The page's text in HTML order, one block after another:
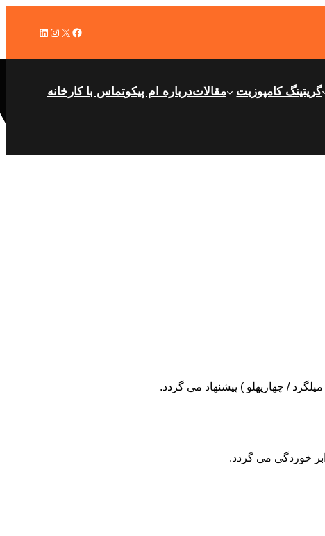
فیس‌بوک
X اینستاگرم
لینکداین
گریتینگ کامپوزیت مقالاتدرباره ام پیکوتماس با کارخانه
/ چهارپهلو ) پیشنهاد می گردد.
خوردگی می گردد.